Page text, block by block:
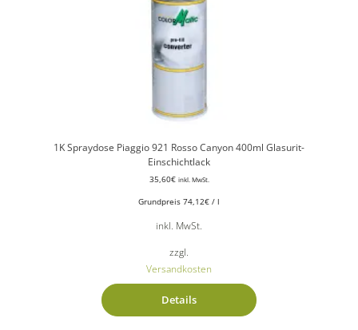
1K Spraydose Piaggio 921 Rosso Canyon 400ml Glasurit-
Einschichtlack
35,60€ inkl. MwSt.
Grundpreis 74,12€ / l
inkl. MwSt.
zzgl.
Versandkosten
Details